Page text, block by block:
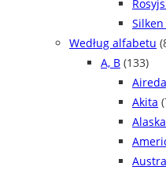
Według alfabetu
A, B (133)
Akita